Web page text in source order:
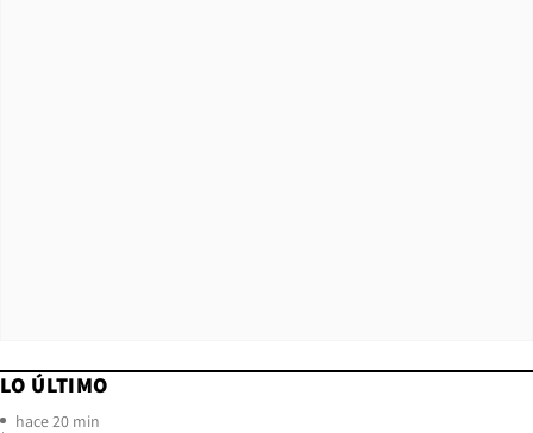
LO ÚLTIMO
hace 20 min